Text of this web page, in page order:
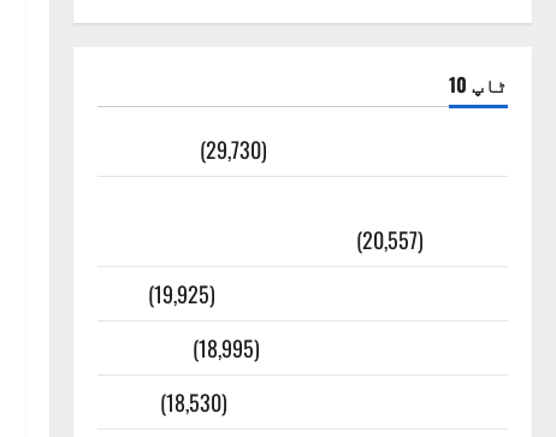
ٹاپ 10
(29,730)
(20,557)
(19,925)
(18,995)
(18,530)